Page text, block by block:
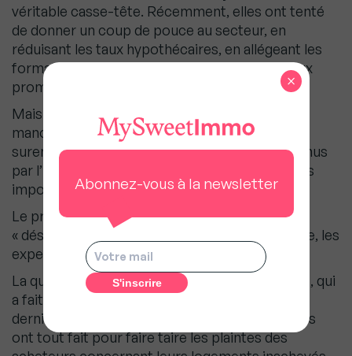
véritable casse-tête. Récemment, elles ont tenté
de donner un coup de pouce au secteur, en
réduisant les taux hypothécaires, en allégeant les
formalités et en offrant davantage de prêts aux
promoteurs.
Mais les analystes préviennent que la marge de
manoeuvre est réduite, alors que le
surendettement menace les promoteurs détenus
par l’Etat et les finances de villes de plus en plus
importantes.
Le pronostic pour l’immobilier en Chine est
« désastreux », estimaient en juin, dans une note, les
experts de la banque japonaise Nomura.
La question est sensible pour le gouvernement, qui
a fait de la stabilité sociale une priorité. Ces
derniers mois, les autorités de plusieurs régions
ont tout fait pour faire taire les plaintes des
Abonnez-vous à la newsletter
×